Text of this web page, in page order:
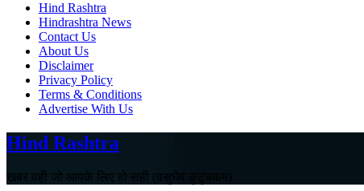
Hind Rashtra
Hindrashtra News
Contact Us
About Us
Disclaimer
Privacy Policy
Terms & Conditions
Advertise With Us
Hind Rashtra
खबर वही जो आपके लिए हो सही (वसुधैव कुटुंबकम)